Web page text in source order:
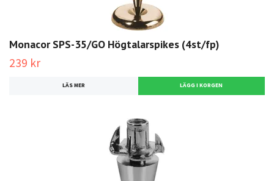
Monacor SPS-35/GO Högtalarspikes (4st/fp)
239 kr
LÄS MER